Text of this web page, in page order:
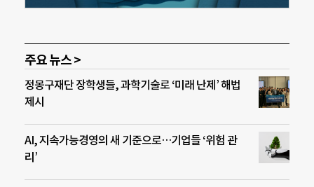
주요 뉴스 >
정몽구재단 장학생들, 과학기술로 ‘미래 난제’ 해법
제시
AI, 지속가능경영의 새 기준으로…기업들 ‘위험 관
리’